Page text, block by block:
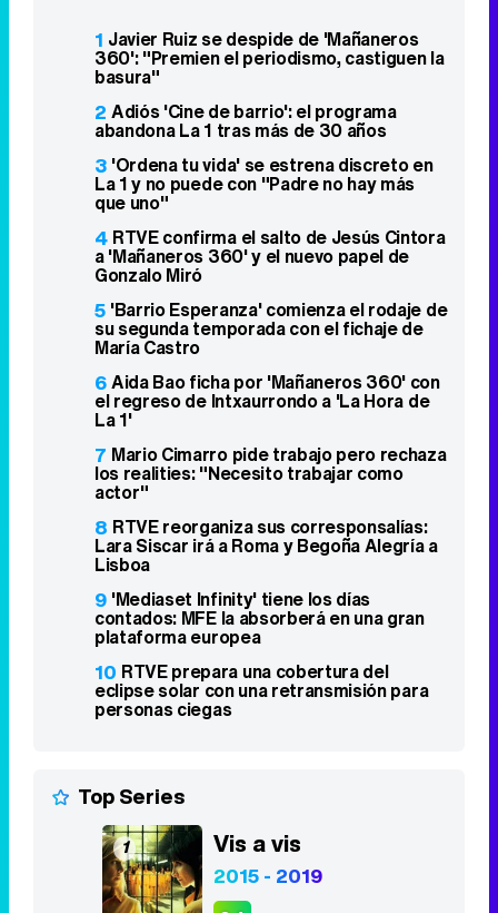
La 1 y no puede con "Padre no hay más
que uno"
4RTVE confirma el salto de Jesús Cintora
a 'Mañaneros 360' y el nuevo papel de
Gonzalo Miró
5 'Barrio Esperanza' comienza el rodaje de
su segunda temporada con el fichaje de
María Castro
6 Aida Bao ficha por 'Mañaneros 360' con
el regreso de Intxaurrondo a 'La Hora de
La 1'
7 Mario Cimarro pide trabajo pero rechaza
los realities: "Necesito trabajar como
actor"
8 RTVE reorganiza sus corresponsalías:
Lara Siscar irá a Roma y Begoña Alegría a
Lisboa
9 'Mediaset Infinity' tiene los días
contados: MFE la absorberá en una gran
plataforma europea
10RTVE prepara una cobertura del
eclipse solar con una retransmisión para
personas ciegas
Top Series
1 Vis a vis
2015 - 2019
2 Stranger Things
2016 - 2025